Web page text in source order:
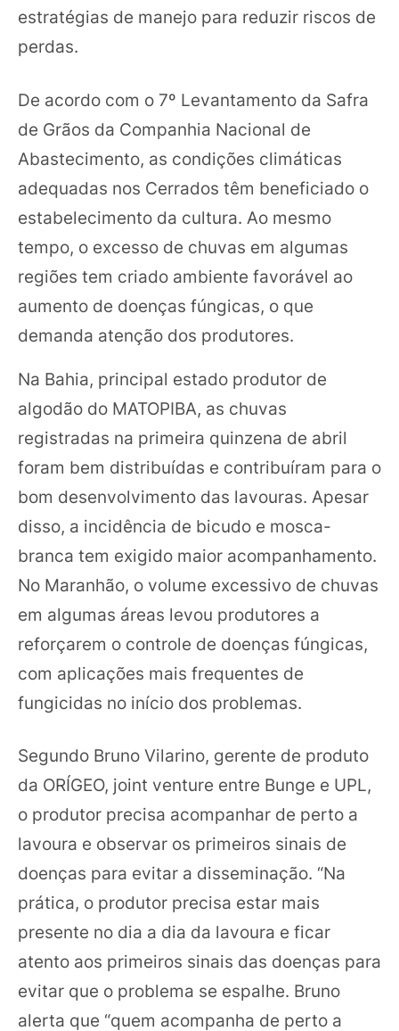
estratégias de manejo para reduzir riscos de
perdas.
De acordo com o 7º Levantamento da Safra
de Grãos da Companhia Nacional de
Abastecimento, as condições climáticas
adequadas nos Cerrados têm beneficiado o
estabelecimento da cultura. Ao mesmo
tempo, o excesso de chuvas em algumas
regiões tem criado ambiente favorável ao
aumento de doenças fúngicas, o que
demanda atenção dos produtores.
Na Bahia, principal estado produtor de
algodão do MATOPIBA, as chuvas
registradas na primeira quinzena de abril
foram bem distribuídas e contribuíram para o
bom desenvolvimento das lavouras. Apesar
disso, a incidência de bicudo e mosca-
branca tem exigido maior acompanhamento.
No Maranhão, o volume excessivo de chuvas
em algumas áreas levou produtores a
reforçarem o controle de doenças fúngicas,
com aplicações mais frequentes de
fungicidas no início dos problemas.
Segundo Bruno Vilarino, gerente de produto
da ORÍGEO, joint venture entre Bunge e UPL,
o produtor precisa acompanhar de perto a
lavoura e observar os primeiros sinais de
doenças para evitar a disseminação. “Na
prática, o produtor precisa estar mais
presente no dia a dia da lavoura e ficar
atento aos primeiros sinais das doenças para
evitar que o problema se espalhe. Bruno
alerta que “quem acompanha de perto a